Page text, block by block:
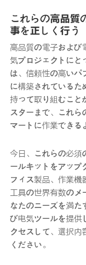
これらの高品質
事を正しく行う
高品質の電子および
気プロジェクトにと
は、信頼性の高いパ
に構築されているた
持って取り組むこと
スターまで、これら
マートに作業できる
今日、これらの必須
ールキットをアップ
フィス製品、作業機
工具の世界有数の
なたのニーズを満た
び电気ツールを提供
クセスして、選択内
ください。